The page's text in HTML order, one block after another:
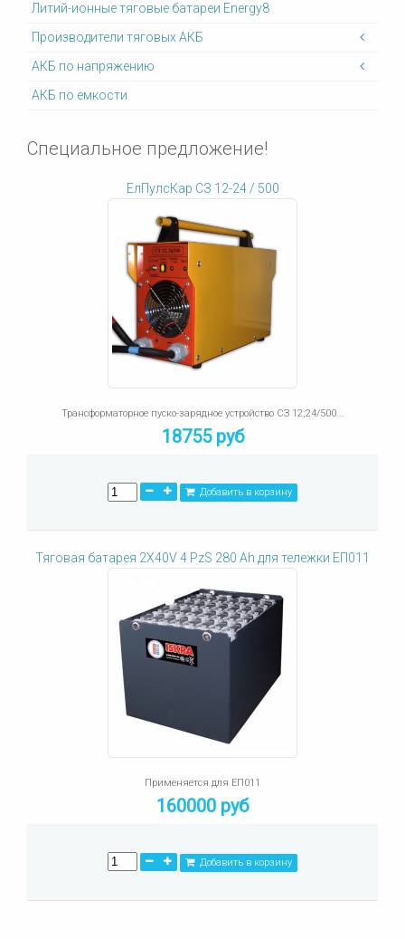
Литий-ионные тяговые батареи Energy8
Производители тяговых АКБ
АКБ по напряжению
АКБ по емкости
Специальное предложение!
ЕлПулсКар СЗ 12-24 / 500
Трансформаторное пуско-зарядное устройство СЗ 12;24/500...
18755 руб
Добавить в корзину
Тяговая батарея 2X40V 4 PzS 280 Ah для тележки ЕП011
Применяется для ЕП011
160000 руб
Добавить в корзину